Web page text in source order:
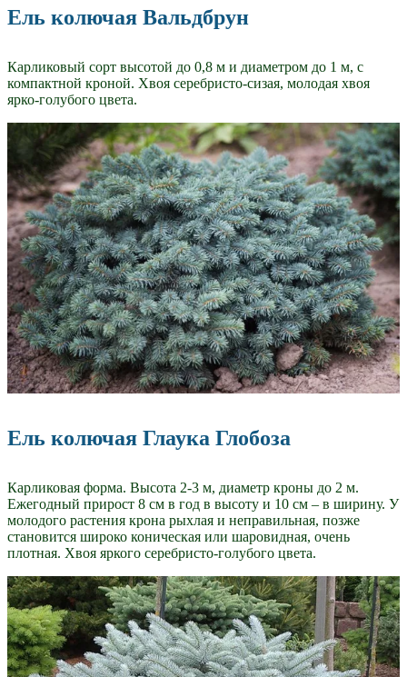
Ель колючая Вальдбрун
Карликовый сорт высотой до 0,8 м и диаметром до 1 м, с
компактной кроной. Хвоя серебристо-сизая, молодая хвоя
ярко-голубого цвета.
Ель колючая Глаука Глобоза
Карликовая форма. Высота 2-3 м, диаметр кроны до 2 м.
Ежегодный прирост 8 см в год в высоту и 10 см – в ширину. У
молодого растения крона рыхлая и неправильная, позже
становится широко коническая или шаровидная, очень
плотная. Хвоя яркого серебристо-голубого цвета.